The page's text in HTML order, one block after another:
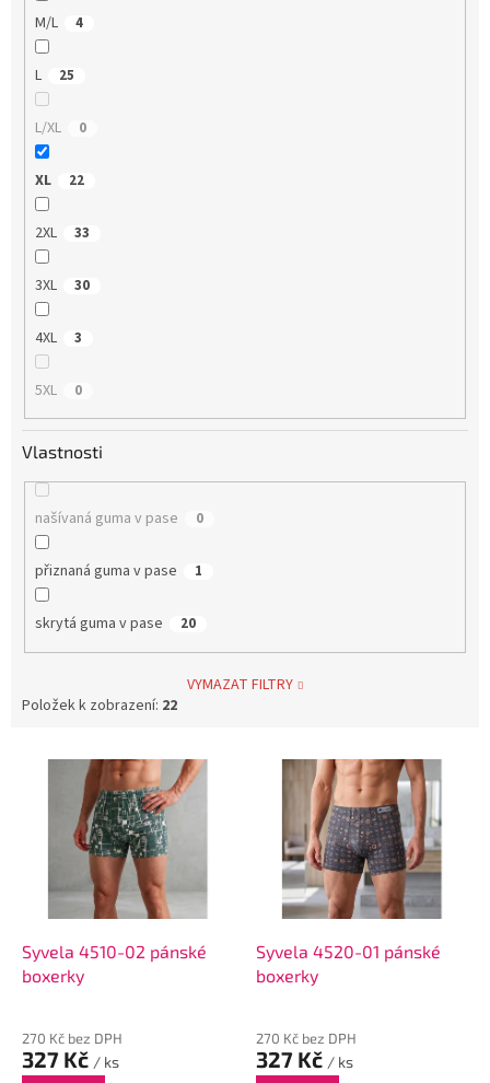
M/L 4
L 25
L/XL 0
XL 22
2XL 33
3XL 30
4XL 3
5XL 0
Vlastnosti
našívaná guma v pase 0
přiznaná guma v pase 1
skrytá guma v pase 20
VYMAZAT FILTRY
Položek k zobrazení: 22
Syvela 4510-02 pánské
boxerky
270 Kč bez DPH
327 Kč / ks
Syvela 4520-01 pánské
boxerky
270 Kč bez DPH
327 Kč / ks